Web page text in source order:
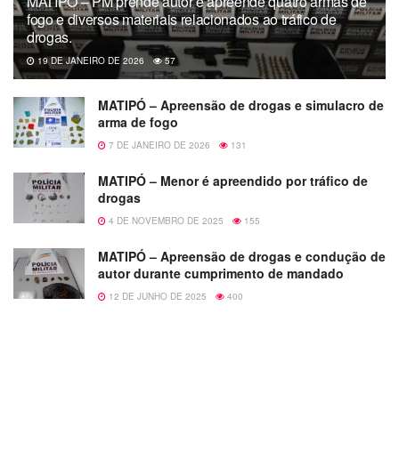
fogo e diversos materiais relacionados ao tráfico de
drogas.
19 DE JANEIRO DE 2026 57
MATIPÓ – Apreensão de drogas e simulacro de
arma de fogo
7 DE JANEIRO DE 2026 131
MATIPÓ – Menor é apreendido por tráfico de
drogas
4 DE NOVEMBRO DE 2025 155
MATIPÓ – Apreensão de drogas e condução de
autor durante cumprimento de mandado
12 DE JUNHO DE 2025 400